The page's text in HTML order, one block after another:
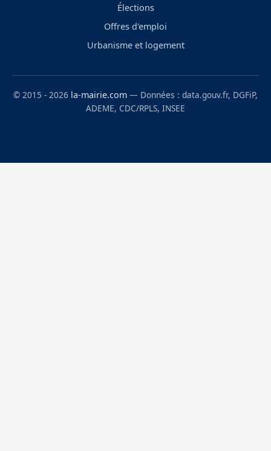
Élections
Offres d'emploi
Urbanisme et logement
© 2015 - 2026 la-mairie.com — Données : data.gouv.fr, DGFiP,
ADEME, CDC/RPLS, INSEE